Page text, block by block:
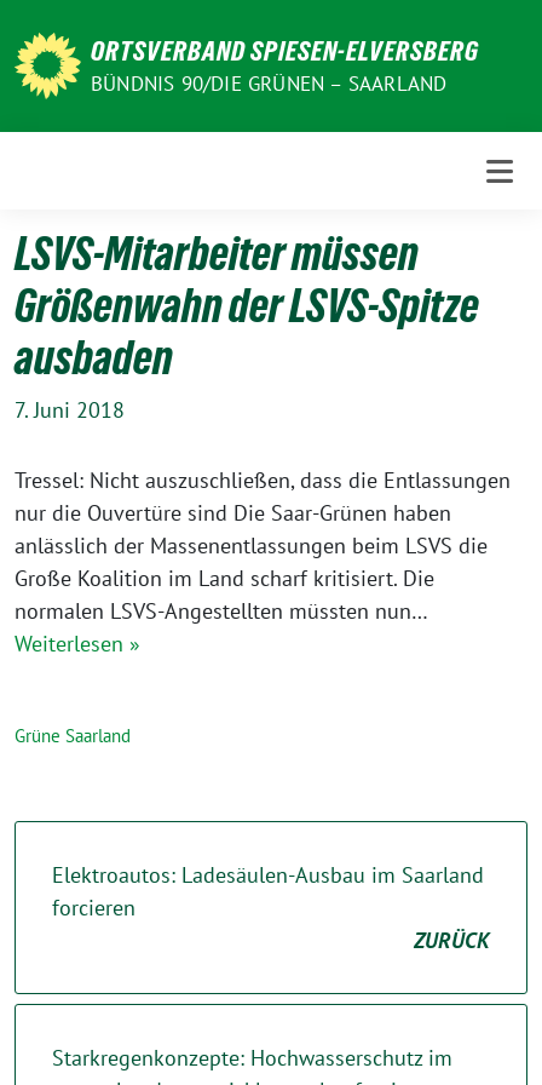
zum
Inhalt
ORTSVERBAND SPIESEN-ELVERSBERG
BÜNDNIS 90/DIE GRÜNEN – SAARLAND
LSVS-Mitarbeiter müssen
Größenwahn der LSVS-Spitze
ausbaden
7. Juni 2018
Tressel: Nicht auszuschließen, dass die Entlassungen
nur die Ouvertüre sind Die Saar-Grünen haben
anlässlich der Massenentlassungen beim LSVS die
Große Koalition im Land scharf kritisiert. Die
normalen LSVS-Angestellten müssten nun…
Weiterlesen »
Grüne Saarland
Elektroautos: Ladesäulen-Ausbau im Saarland
forcieren
ZURÜCK
Starkregenkonzepte: Hochwasserschutz im